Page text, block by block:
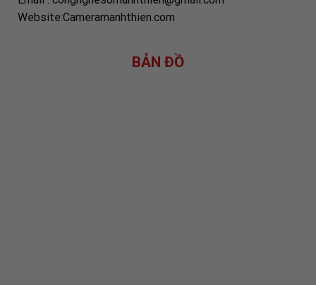
Website:Cameramanhthien.com
BẢN ĐỒ